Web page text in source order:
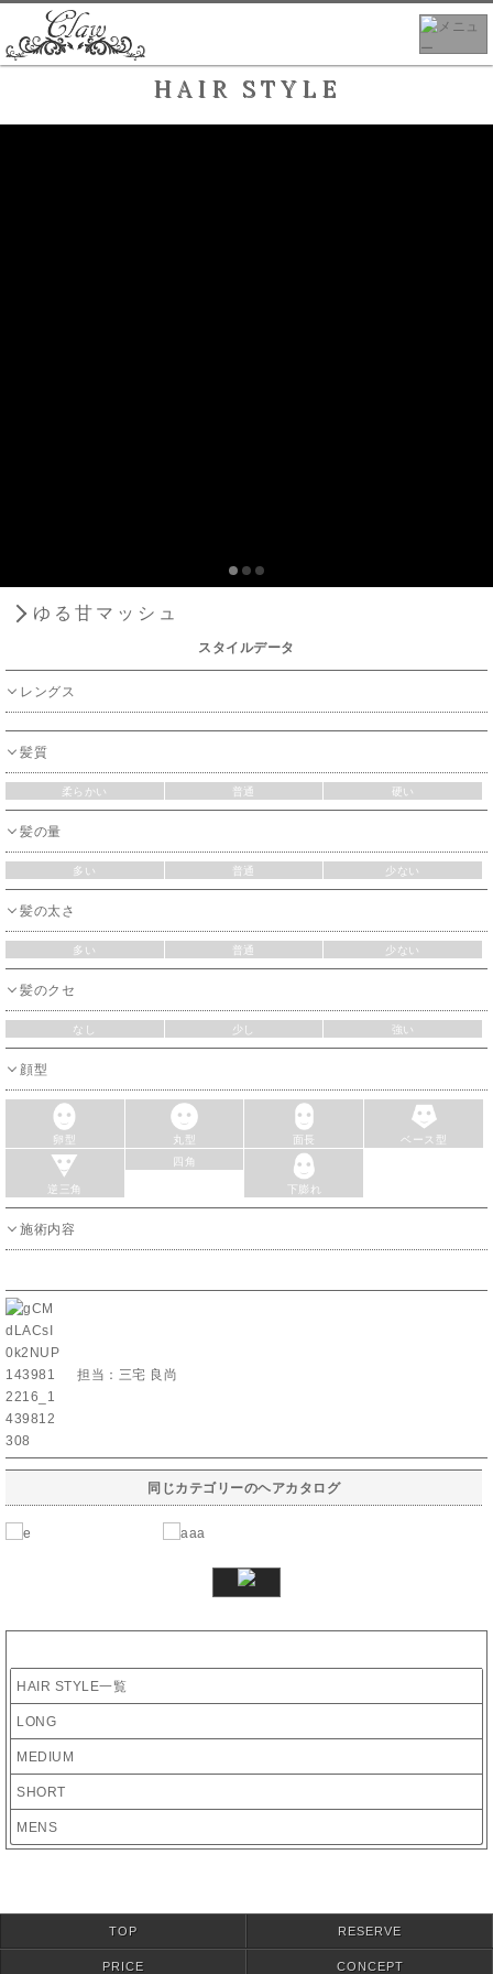
HAIR STYLE
ゆる甘マッシュ
スタイルデータ
レングス
髪質
柔らかい 普通 硬い
髪の量
多い 普通 少ない
髪の太さ
多い 普通 少ない
髪のクセ
なし 少し 強い
顔型
卵型 丸型 面長 ベース型
逆三角
四角
下膨れ
施術内容
担当：三宅 良尚
同じカテゴリーのヘアカタログ
HAIR STYLE一覧
LONG
MEDIUM
SHORT
MENS
TOP RESERVE
PRICE CONCEPT